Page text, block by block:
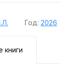
Год: 2026
книги